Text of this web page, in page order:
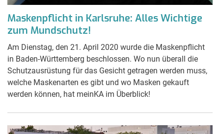
Maskenpflicht in Karlsruhe: Alles Wichtige
zum Mundschutz!
Am Dienstag, den 21. April 2020 wurde die Maskenpflicht
in Baden-Württemberg beschlossen. Wo nun überall die
Schutzausrüstung für das Gesicht getragen werden muss,
welche Maskenarten es gibt und wo Masken gekauft
werden können, hat meinKA im Überblick!